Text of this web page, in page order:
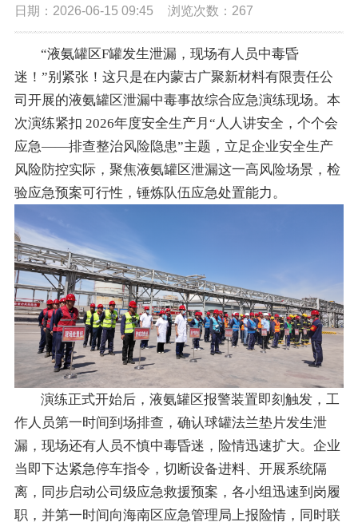
政务服务
互动交流
数据发布
日期：2026-06-15 09:45
浏览次数： 267
“液氨罐区F罐发生泄漏，现场有人员中毒昏
迷！”别紧张！这只是在内蒙古广聚新材料有限责任公
司开展的液氨罐区泄漏中毒事故综合应急演练现场。本
次演练紧扣 2026年度安全生产月“人人讲安全，个个会
应急——排查整治风险隐患”主题，立足企业安全生产
风险防控实际，聚焦液氨罐区泄漏这一高风险场景，检
验应急预案可行性，锤炼队伍应急处置能力。
演练正式开始后，液氨罐区报警装置即刻触发，工
作人员第一时间到场排查，确认球罐法兰垫片发生泄
漏，现场还有人员不慎中毒昏迷，险情迅速扩大。企业
当即下达紧急停车指令，切断设备进料、开展系统隔
离，同步启动公司级应急救援预案，各小组迅速到岗履
职，并第一时间向海南区应急管理局上报险情，同时联